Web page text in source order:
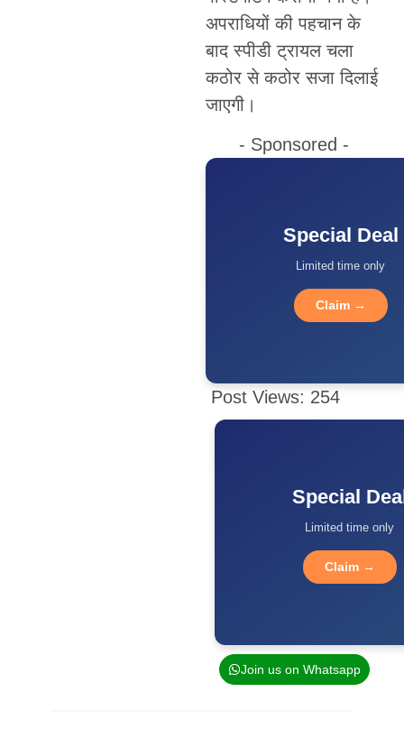
अपराधियों की पहचान के
बाद स्पीडी ट्रायल चला
कठोर से कठोर सजा दिलाई
जाएगी।
- Sponsored -
Special Deal
Limited time only
Claim →
Post Views: 254
Special
Limited time only
Claim →
Join us on Whatsapp